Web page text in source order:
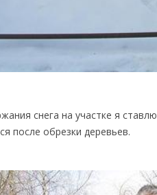
снега на участке я ставлю
после обрезки деревьев.